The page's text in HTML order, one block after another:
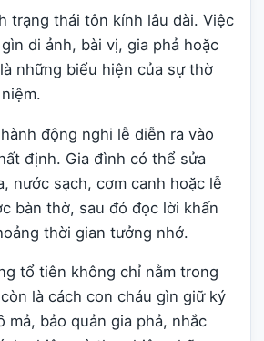
trạng thái tôn kính lâu dài. Việc
di ảnh, bài vị, gia phả hoặc
những biểu hiện của sự thờ
động nghi lễ diễn ra vào
định. Gia đình có thể sửa
nước sạch, cơm canh hoặc lễ
bàn thờ, sau đó đọc lời khấn
thời gian tưởng nhớ.
tổ tiên không chỉ nằm trong
là cách con cháu gìn giữ ký
mả, bảo quản gia phả, nhắc